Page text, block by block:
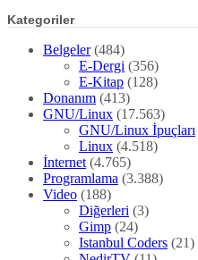
Kategoriler
Belgeler(484)
E-Dergi (356)
E-Kitap (128)
Donanım (413)
GNU/Linux (17.563)
GNU/Linux İpuçları
Linux (4.518)
İnternet (4.765)
Programlama (3.388)
Video (188)
Diğerleri (3)
Gimp (24)
Istanbul Coders (21)